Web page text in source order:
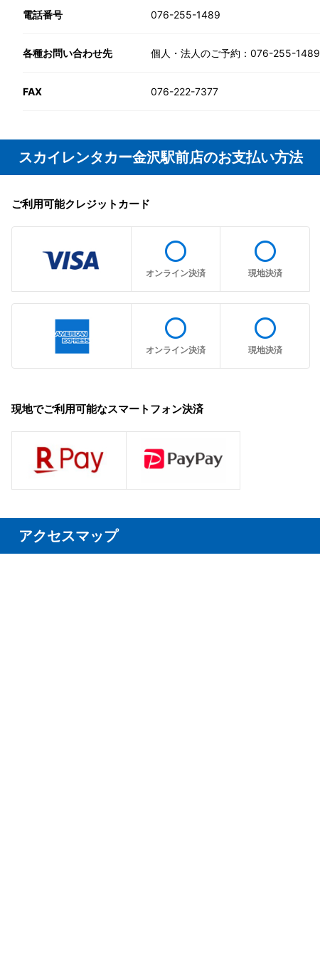
電話番号 076-255-1489
各種お問い合わせ先 個人・法人のご予約：076-255-1489
FAX 076-222-7377
スカイレンタカー金沢駅前店のお支払い方法
ご利用可能クレジットカード
radio_button_unchecked
オンライン決済
radio_button_unchecked
現地決済
radio_button_unchecked
オンライン決済
radio_button_unchecked
現地決済
現地でご利用可能なスマートフォン決済
アクセスマップ